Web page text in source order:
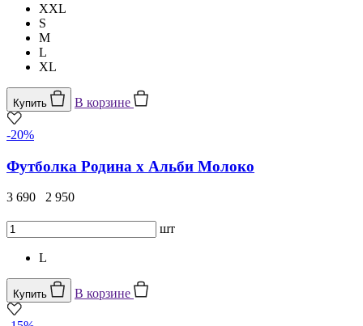
XXL
S
M
L
XL
Купить В корзине
-20%
Футболка Родина х Альби Молоко
3 690 2 950
шт
L
Купить В корзине